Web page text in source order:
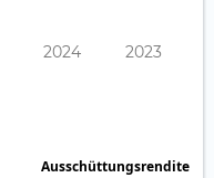
2024 2023
Ausschüttungsrendite